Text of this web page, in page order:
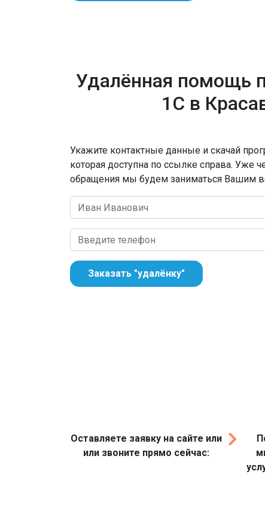
Удалённая помощь
1С в
Укажите контактные данные и скачай
которая доступна по ссылке справа. Уже
обращения мы будем заниматься Вашим
Заказать "удалёнку"
Оставляете заявку на сайте или
или звоните прямо сейчас: